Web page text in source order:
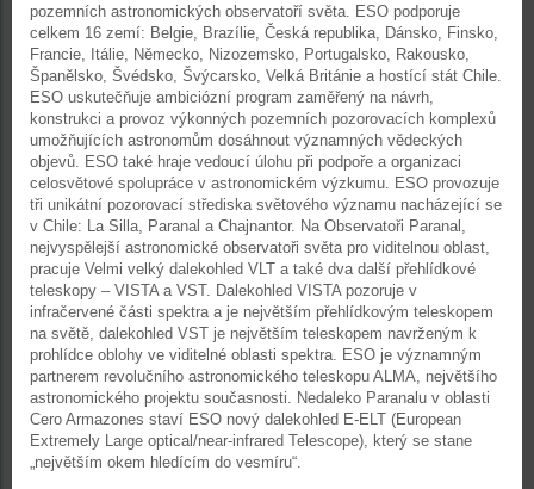
pozemních astronomických observatoří světa. ESO podporuje
celkem 16 zemí: Belgie, Brazílie, Česká republika, Dánsko, Finsko,
Francie, Itálie, Německo, Nizozemsko, Portugalsko, Rakousko,
Španělsko, Švédsko, Švýcarsko, Velká Británie a hostící stát Chile.
ESO uskutečňuje ambiciózní program zaměřený na návrh,
konstrukci a provoz výkonných pozemních pozorovacích komplexů
umožňujících astronomům dosáhnout významných vědeckých
objevů. ESO také hraje vedoucí úlohu při podpoře a organizaci
celosvětové spolupráce v astronomickém výzkumu. ESO provozuje
tři unikátní pozorovací střediska světového významu nacházející se
v Chile: La Silla, Paranal a Chajnantor. Na Observatoři Paranal,
nejvyspělejší astronomické observatoři světa pro viditelnou oblast,
pracuje Velmi velký dalekohled VLT a také dva další přehlídkové
teleskopy – VISTA a VST. Dalekohled VISTA pozoruje v
infračervené části spektra a je největším přehlídkovým teleskopem
na světě, dalekohled VST je největším teleskopem navrženým k
prohlídce oblohy ve viditelné oblasti spektra. ESO je významným
partnerem revolučního astronomického teleskopu ALMA, největšího
astronomického projektu současnosti. Nedaleko Paranalu v oblasti
Cero Armazones staví ESO nový dalekohled E-ELT (European
Extremely Large optical/near-infrared Telescope), který se stane
„největším okem hledícím do vesmíru“.